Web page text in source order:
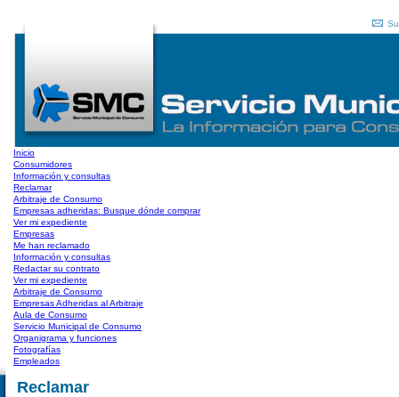
Inicio
Consumidores
Información y consultas
Reclamar
Arbitraje de Consumo
Empresas adheridas: Busque dónde comprar
Ver mi expediente
Empresas
Me han reclamado
Información y consultas
Redactar su contrato
Ver mi expediente
Arbitraje de Consumo
Empresas Adheridas al Arbitraje
Aula de Consumo
Servicio Municipal de Consumo
Organigrama y funciones
Fotografías
Empleados
Reclamar